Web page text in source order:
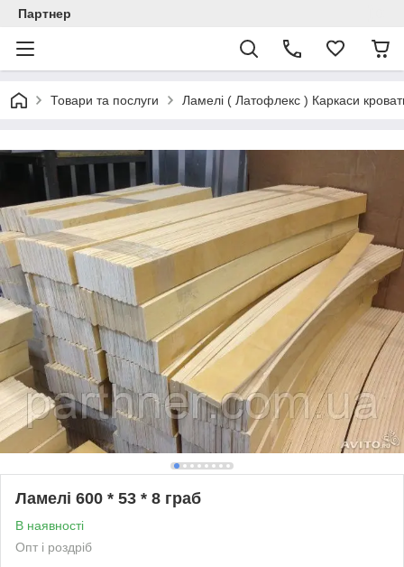
Партнер
Товари та послуги Ламелі ( Латофлекс ) Каркаси
Ламелі 600 * 53 * 8 граб
В наявності
Опт і роздріб